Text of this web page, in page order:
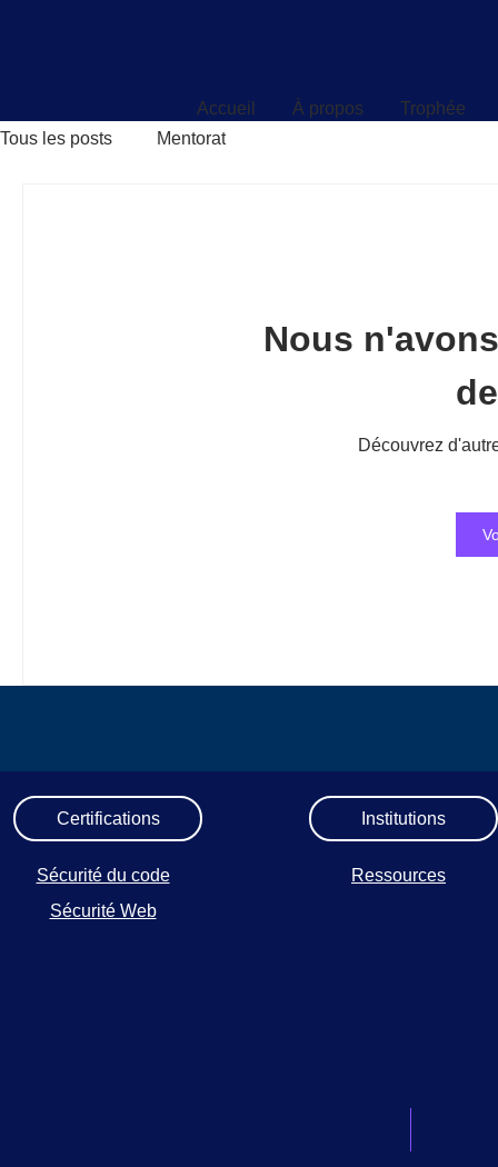
Accueil À propos
Trophée
Tous les posts
Mentorat
Nous
Découvrez
Certifications
Sécurité du code
Sécurité Web
Institutions
Ressources